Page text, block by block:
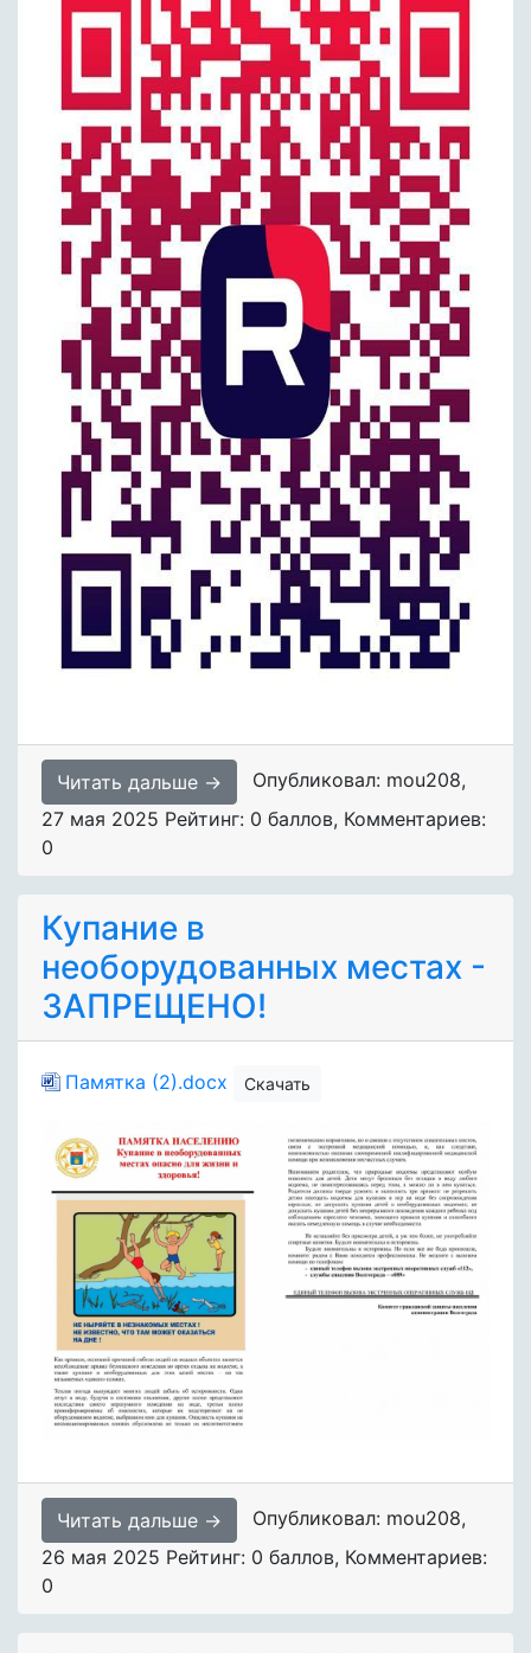
Читать дальше → Опубликовал: mou208,
27 мая 2025 Рейтинг: 0 баллов, Комментариев:
0
Купание в
необорудованных местах -
ЗАПРЕЩЕНО!
Памятка (2).docx Скачать
Читать дальше → Опубликовал: mou208,
26 мая 2025 Рейтинг: 0 баллов, Комментариев:
0